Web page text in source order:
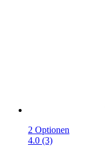
2 Optionen
4.0 (3)